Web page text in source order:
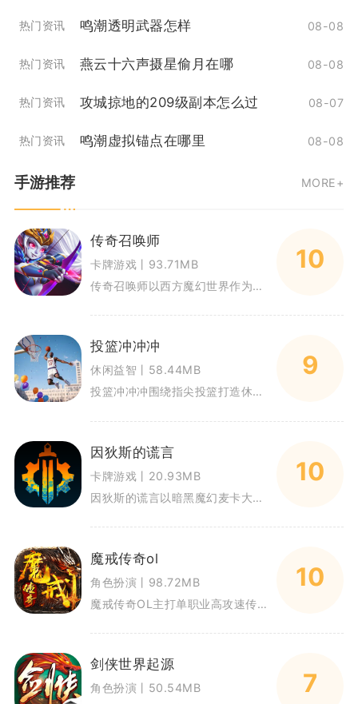
热门资讯 鸣潮透明武器怎样 08-08
热门资讯 燕云十六声摄星偷月在哪 08-08
热门资讯 攻城掠地的209级副本怎么过 08-07
热门资讯 鸣潮虚拟锚点在哪里 08-08
手游推荐 MORE+
传奇召唤师
卡牌游戏丨93.71MB
传奇召唤师以西方魔幻世界作为舞台，主打放置回合卡牌对战。玩家化身召唤师，收集数百名不同阵营英雄组建队伍。游戏兼顾放置休闲
10
投篮冲冲冲
休闲益智丨58.44MB
投篮冲冲冲围绕指尖投篮打造休闲篮球体验，依靠拟真物理引擎计算篮球飞行轨迹，把投篮乐趣浓缩在移动端触控操作当中。游戏包含单
9
因狄斯的谎言
卡牌游戏丨20.93MB
因狄斯的谎言以暗黑魔幻麦卡大陆为舞台，是融合Roguelike与DBG卡牌构筑的单机手游，玩家操控英雄组队闯关，通过搭配
10
魔戒传奇ol
角色扮演丨98.72MB
魔戒传奇OL主打单职业高攻速传奇玩法，面向偏爱复古打怪、轻度养成的手游玩家，适配碎片化日常游玩节奏。游戏摒弃多职业繁琐开
10
剑侠世界起源
角色扮演丨50.54MB
7